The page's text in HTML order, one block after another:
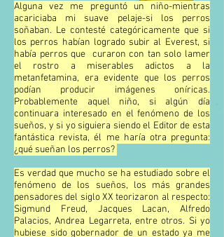
Alguna vez me preguntó un niño-mientras
acariciaba mi suave pelaje-si los perros
soñaban. Le contesté categóricamente que si
los perros habían logrado subir al Everest, si
había perros que curaron con tan solo lamer
el rostro a miserables adictos a la
metanfetamina, era evidente que los perros
podían producir imágenes oníricas.
Probablemente aquel niño, si algún día
continuara interesado en el fenómeno de los
sueños, y si yo siguiera siendo el Editor de esta
fantástica revista, él me haría otra pregunta:
¿qué sueñan los perros?
Es verdad que mucho se ha estudiado sobre el
fenómeno de los sueños, los más grandes
pensadores del siglo XX teorizaron al respecto:
Sigmund Freud, Jacques Lacan, Alfredo
Palacios, Andrea Legarreta, entre otros. Si yo
hubiese sido gobernador de un estado ya me